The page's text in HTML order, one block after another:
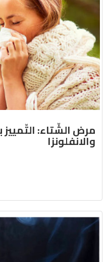
مرض الشّتاء: التّمييز
والانفلونزا